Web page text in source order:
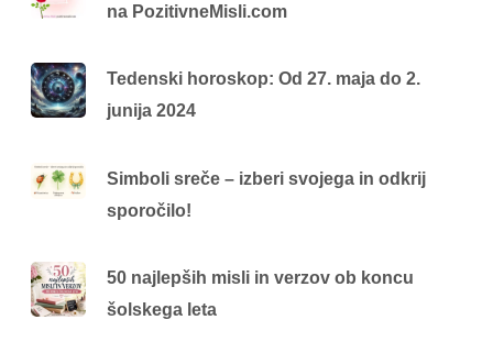
na PozitivneMisli.com
Tedenski horoskop: Od 27. maja do 2.
junija 2024
Simboli sreče – izberi svojega in odkrij
sporočilo!
50 najlepših misli in verzov ob koncu
šolskega leta